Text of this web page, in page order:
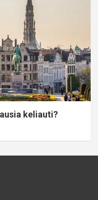
keliauti?